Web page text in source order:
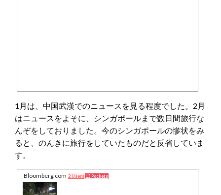
1月は、中国武漢でのニュースを見る程度でした。2月
はニュースをよそに、シンガポールまで数日間旅行な
んぞをしておりました。今のシンガポールの惨状をみ
ると、のんきに旅行をしていたものだと反省していま
す。
Bloomberg.com 2 Users 13 Pockets